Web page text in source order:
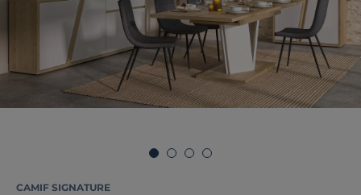
CAMIF SIGNATURE